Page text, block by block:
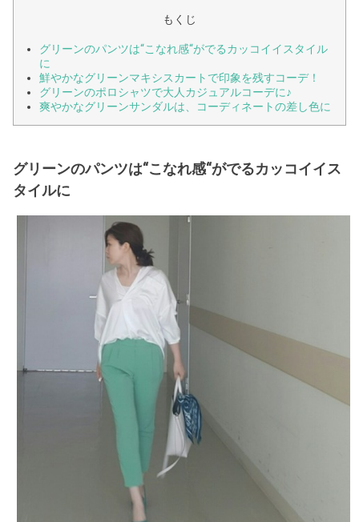
もくじ
グリーンのパンツは“こなれ感“がでるカッコイイスタイル
に
鮮やかなグリーンマキシスカートで印象を残すコーデ！
グリーンのポロシャツで大人カジュアルコーデに♪
爽やかなグリーンサンダルは、コーディネートの差し色に
グリーンのパンツは“こなれ感“がでるカッコイイス
タイルに